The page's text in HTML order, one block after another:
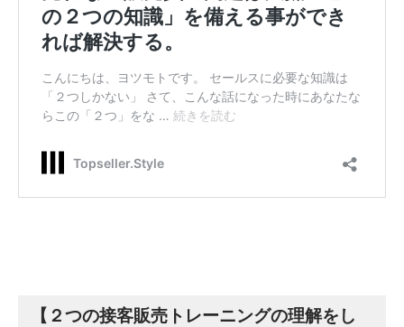
【２つの接客販売トレーニングの理解をし